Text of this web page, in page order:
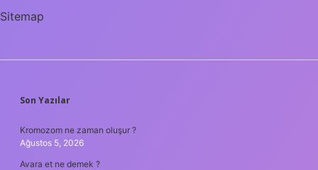
Sitemap
SIDEBAR
Son Yazılar
Kromozom ne zaman oluşur ?
Ağustos 5, 2026
Avara et ne demek ?